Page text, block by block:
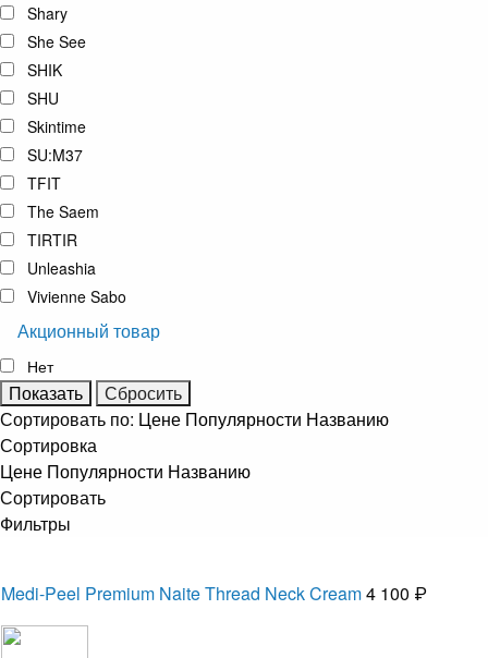
Shary
She See
SHIK
SHU
Skintime
SU:M37
TFIT
The Saem
TIRTIR
Unleashia
Vivienne Sabo
Акционный товар
Нет
Сортировать по: Цене Популярности Названию
Сортировка
Цене Популярности Названию
Сортировать
Фильтры
Medi-Peel Premium Naite Thread Neck Cream4 100 ₽